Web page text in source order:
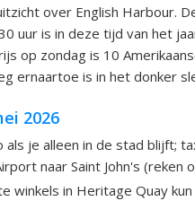
over English Harbour.
uur is in deze tijd van het
op zondag is 10
ernaartoe is in het donker
2026
als je alleen in de stad blijft;
naar Saint John's (reken
winkels in Heritage Quay